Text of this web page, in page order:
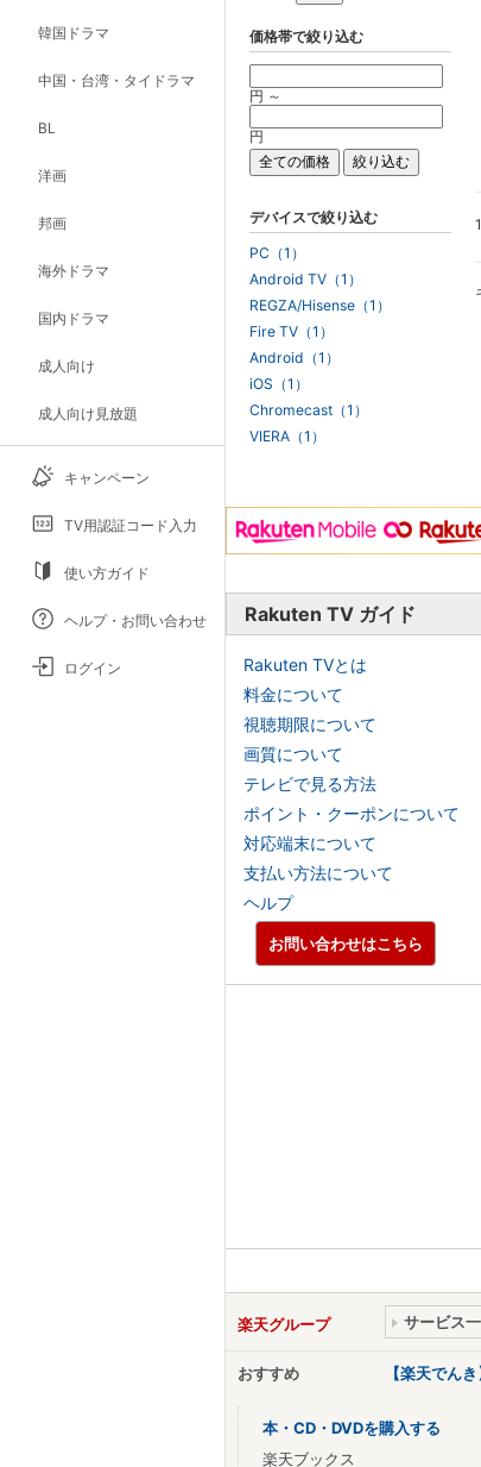
韓国ドラマ
中国・台湾・タイドラマ
BL
洋画
邦画
海外ドラマ
国内ドラマ
成人向け
成人向け見放題
キャンペーン
TV用認証コード入力
使い方ガイド
ヘルプ・お問い合わせ
ログイン
価格帯で絞り込む
円 ～
円
デバイスで絞り込む
PC（1）
Android TV（1）
REGZA/Hisense（1）
Fire TV（1）
Android（1）
iOS（1）
Chromecast（1）
VIERA（1）
Rakuten TV ガイド
Rakuten TVとは
料金について
視聴期限について
画質について
テレビで見る方法
ポイント・クーポンについて
対応端末について
支払い方法について
ヘルプ
お問い合わせはこちら
楽天グループ サービス
おすすめ 【楽天でん
本・CD・DVDを購入する
楽天ブックス